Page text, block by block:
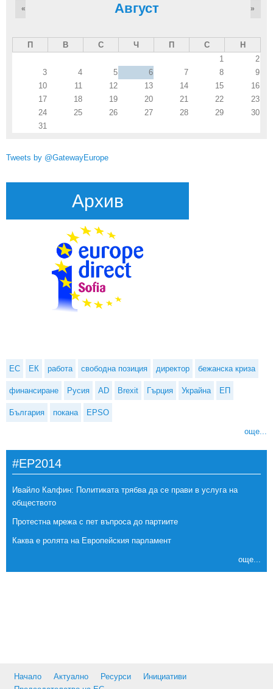
Август
« »
П В С Ч П С
Н
1
2
3
4 5 6 7 8
9
10
11 12 13 14 15
16
17
18 19 20 21 22
23
24
25 26 27 28 29
30
31
Tweets by @GatewayEurope
Архив
ЕС ЕК работа свободна позиция директор бежанска криза
финансиране Русия AD Brexit Гърция Украйна ЕП
България покана EPSO
още...
#EP2014
Ивайло Калфин: Политиката трябва да се прави в услуга на
обществото
Протестна мрежа с пет въпроса до партиите
Каква е ролята на Европейския парламент
още...
Начало Актуално Ресурси
Инициативи